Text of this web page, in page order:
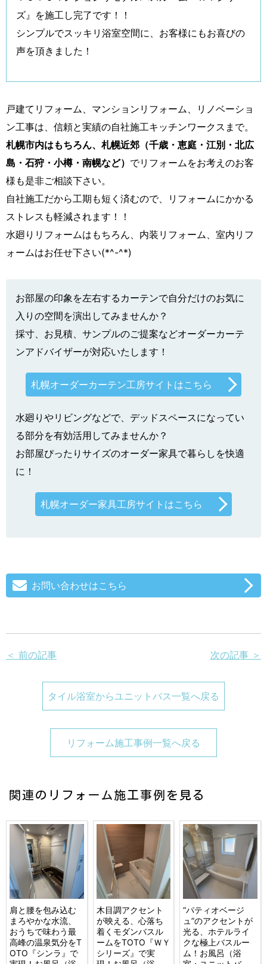
ズ』を施工し完了です！！
シンプルでスッキリ浴室空間に、お客様にもお喜びの
声を頂きました！
戸建てリフォーム、マンションリフォーム、リノベーショ
ン工事は、信頼と実績の自社施工キッチンワークスまで。
札幌市内はもちろん、札幌近郊（千歳・恵庭・江別・北広
島・石狩・小樽・南幌など） でリフォームをお考えのお客
様も是非ご相談下さい。
自社施工だから工期も短く済むので、リフォームにかかる
ストレスも軽減されます！！
水廻りリフォームはもちろん、内装リフォーム、室内リフ
ォームはお任せ下さい(*^-^*)
お部屋の印象を左右するカーテンで自分だけのお気に
入りの空間を演出してみませんか？
採寸、お見積、サンプルのご提案などオーダーカーテ
ンアドバイザーが対応いたします！
札幌オーダーカーテン工房サイトはこちら
水廻りやリビングなどで、デッドスペースになってい
る部分を有効活用してみませんか？
お部屋ぴったりサイズのオーダー家具で暮らしを快適
に！
札幌オーダー家具工房サイトはこちら
お問い合わせはこちら
＜ 前の記事 次の記事 ＞
タイル浴室からユニットバス一覧へ戻る
リフォーム施工事例一覧へ戻る
関連のリフォーム施工事例を見る
肩と腰を包み込む
まろやかな水流、
おうちで味わう最
高峰の温泉気分をT
OTO『シンラ』で
木目調アクセント
が映える、心落ち
着くモダンバスル
ームをTOTO『ＷＹ
シリーズ』で実
“パティオベージ
ュ”のアクセントが
光る、ホテルライ
クな極上バスルー
ム！お風呂（浴